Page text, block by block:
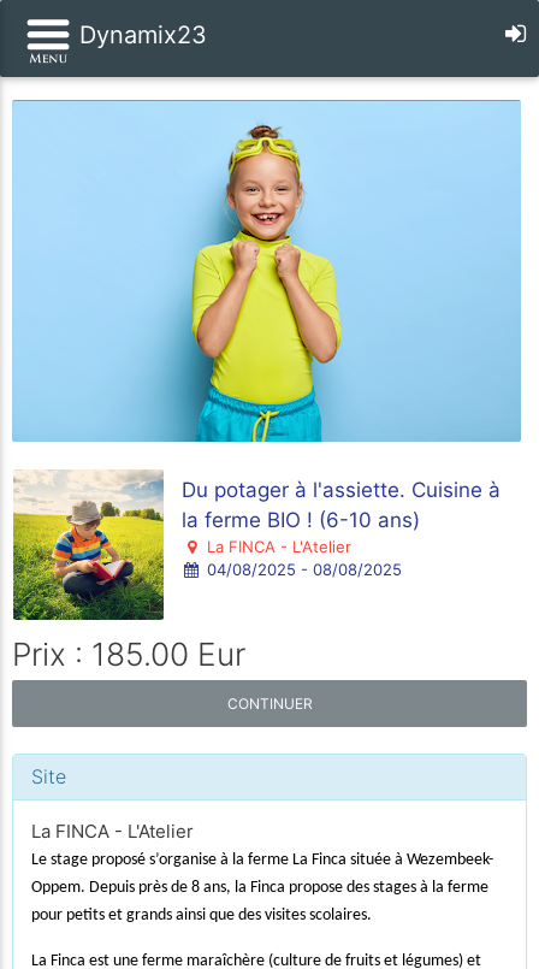
Dynamix23
Du potager à l'assiette. Cuisine à
la ferme BIO ! (6-10 ans)
La FINCA - L'Atelier
04/08/2025 - 08/08/2025
Prix : 185.00 Eur
CONTINUER
Site
La FINCA - L'Atelier
Le stage proposé s’organise à la ferme La Finca située à Wezembeek-
Oppem. Depuis près de 8 ans, la Finca propose des stages à la ferme
pour petits et grands ainsi que des visites scolaires.
La Finca est une ferme maraîchère (culture de fruits et légumes) et